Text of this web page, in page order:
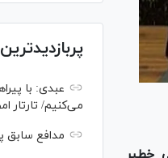
عبدی: با
می‌کنیم/ تارتار
مدافع سابق